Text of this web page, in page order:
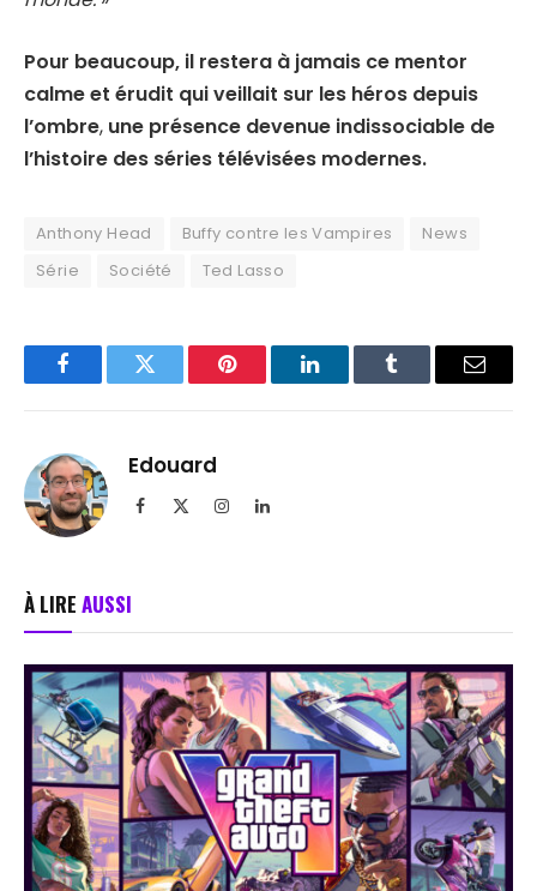
Pour beaucoup, il restera à jamais ce mentor
calme et érudit qui veillait sur les héros depuis
l’ombre, une présence devenue indissociable de
l’histoire des séries télévisées modernes.
Anthony Head Buffy contre les Vampires
News
Série
Société Ted Lasso
FacebookTwitter Pinterest LinkedInTumblr Email
Edouard
Facebook InstagramLinkedIn
À LIRE AUSSI